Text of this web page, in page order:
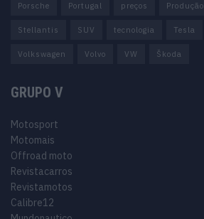
Porsche Portugal preços Produção
Stellantis SUV tecnologia Tesla
Volkswagen Volvo VW Škoda
GRUPO V
Motosport
Motomais
Offroad moto
Revistacarros
Revistamotos
Calibre12